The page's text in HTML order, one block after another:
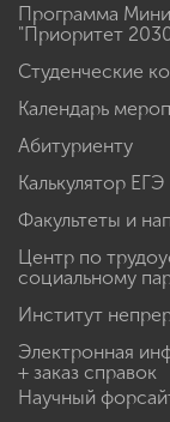
Программа
"Приоритет
Студенческие
Календарь
Абитуриенту
Калькулятор ЕГЭ
Факультеты и
Центр по
социальному
Институт
Электронная
+ заказ справок
Научный